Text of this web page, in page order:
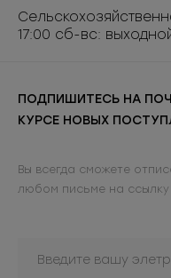
17:00 сб-вс:
ПОДПИШИТЕСЬ НА
КУРСЕ НОВЫХ
Вы всегда сможете
любом письме на